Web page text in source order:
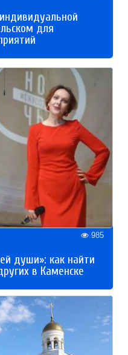
для
985
души»: как найти
в Каменске